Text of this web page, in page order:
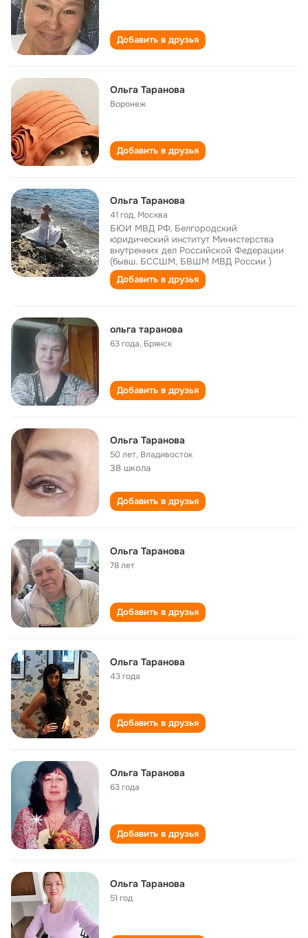
Добавить в друзья
Ольга Таранова
Воронеж
Добавить в друзья
Ольга Таранова
41 год, Москва
БЮИ МВД РФ, Белгородский
юридический институт Министерства
внутренних дел Российской Федерации
(бывш. БССШМ, БВШМ МВД России )
Добавить в друзья
ольга таранова
63 года, Брянск
Добавить в друзья
Ольга Таранова
50 лет, Владивосток
38 школа
Добавить в друзья
Ольга Таранова
78 лет
Добавить в друзья
Ольга Таранова
43 года
Добавить в друзья
Ольга Таранова
63 года
Добавить в друзья
Ольга Таранова
51 год